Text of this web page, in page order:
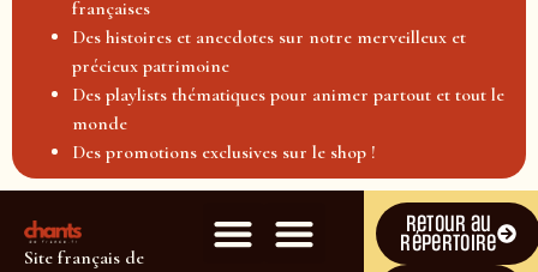
françaises
Des histoires et anecdotes sur notre merveilleux et
précieux patrimoine
Des playlists thématiques pour animer partout et tout le
monde
Des promotions exclusives sur le shop !
Site français de
Retour au
répertoire